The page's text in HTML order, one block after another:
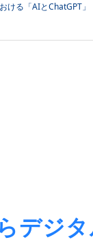
ける「AIとChatGPT」
デジ